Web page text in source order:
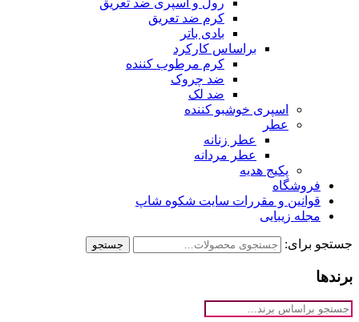
رول و اسپری ضد تعریق
کرم ضد تعریق
بادی باتر
براساس کارکرد
کرم مرطوب کننده
ضد چروک
ضد لک
اسپری خوشبو کننده
عطر
عطر زنانه
عطر مردانه
پکیج هدیه
فروشگاه
قوانین و مقررات سایت شکوه شاپ
مجله زیبایی
جستجو برای: جستجو
برندها